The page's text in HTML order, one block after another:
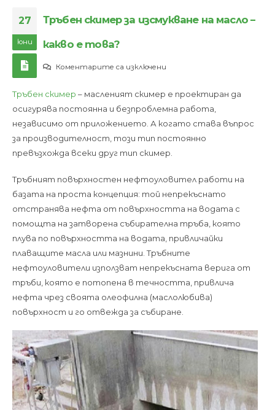
27
юни
Тръбен скимер за изсмукване на масло –
какво е това?
Коментарите са изключениза
скимер
за
изсмукване
на
масло
какво
е
това?
Тръбен скимер – масленият скимер е проектиран да
осигурява постоянна и безпроблемна работа,
независимо от приложението. А когато става въпрос
за производителност, този тип постоянно
превъзхожда всеки друг тип скимер.
Тръбният повърхностен нефтоуловител работи на
базата на проста концепция: той непрекъснато
отстранява нефта от повърхността на водата с
помощта на затворена събирателна тръба, която
плува по повърхността на водата, привличайки
плаващите масла или мазнини. Тръбните
нефтоуловители използват непрекъсната верига от
тръби, която е потопена в течността, привлича
нефта чрез своята олеофилна (маслолюбива)
повърхност и го отвежда за събиране.